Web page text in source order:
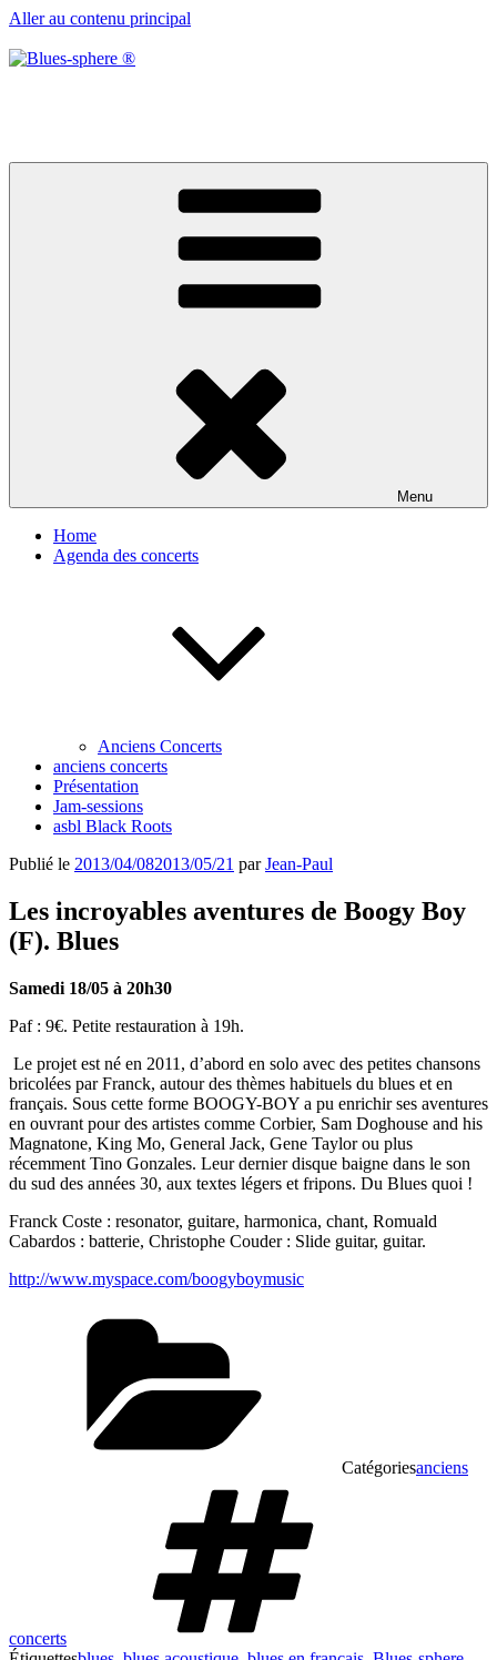
Aller au contenu principal
Menu
Home
Agenda des concerts
Anciens Concerts
anciens concerts
Présentation
Jam-sessions
asbl Black Roots
Publié le 2013/04/082013/05/21 parJean-Paul
Les incroyables aventures de Boogy Boy
(F). Blues
Samedi 18/05 à 20h30
Paf : 9€. Petite restauration à 19h.
Le projet est né en 2011, d’abord en solo avec des petites chansons
bricolées par Franck, autour des thèmes habituels du blues et en
français. Sous cette forme BOOGY-BOY a pu enrichir ses aventures
en ouvrant pour des artistes comme Corbier, Sam Doghouse and his
Magnatone, King Mo, General Jack, Gene Taylor ou plus
récemment Tino Gonzales. Leur dernier disque baigne dans le son
du sud des années 30, aux textes légers et fripons. Du Blues quoi !
Franck Coste : resonator, guitare, harmonica, chant, Romuald
Cabardos : batterie, Christophe Couder : Slide guitar, guitar.
http://www.myspace.com/boogyboymusic
Catégoriesanciens
concerts